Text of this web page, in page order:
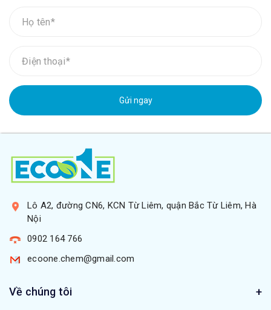
Gửi ngay
Lô A2, đường CN6, KCN Từ Liêm, quận Bắc Từ Liêm, Hà
Nội
0902 164 766
ecoone.chem@gmail.com
Về chúng tôi